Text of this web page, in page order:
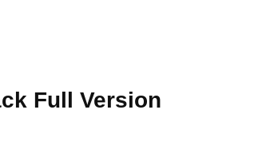
Full Version